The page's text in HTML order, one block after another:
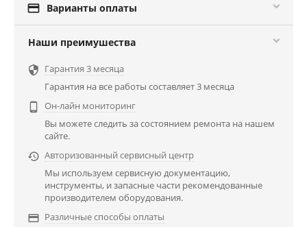
 Варианты оплаты
Наши преимушества
 Гарантия 3 месяца
Гарантия на все работы составляет 3 месяца

Он-лайн мониторинг
Вы можете следить за состоянием ремонта на нашем
сайте.
 Авторизованный сервисный центр
Мы используем сервисную документацию,
инструменты, и запасные части рекомендованные
производителем оборудования.
 Различные способы оплаты